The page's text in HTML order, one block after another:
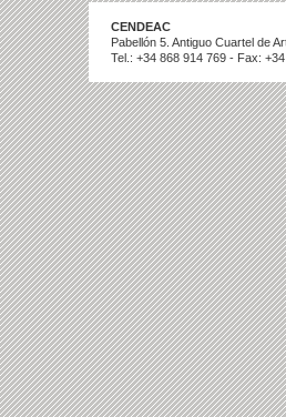
CENDEAC
Pabellón 5. Antiguo Cuartel de
Tel.: +34 868 914 769 - Fax: